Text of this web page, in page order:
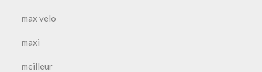
max velo
maxi
meilleur